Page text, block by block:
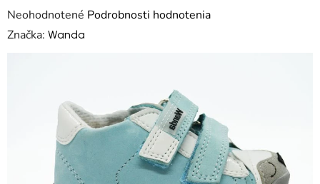
Priemerné hodnotenie produktu je 0,0 z 5 hviezdičiek.
Neohodnotené Podrobnosti hodnotenia
Značka: Wanda